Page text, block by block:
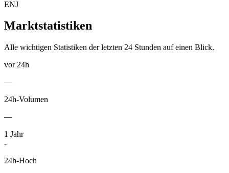
ENJ
Marktstatistiken
Alle wichtigen Statistiken der letzten 24 Stunden auf einen Blick.
vor 24h
—
24h-Volumen
—
1 Jahr
-
24h-Hoch